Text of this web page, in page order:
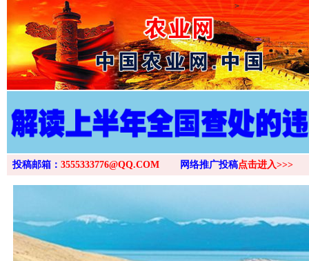
>
投稿邮箱： 3555333776@QQ.COM 网络推广投稿点击进入>>>